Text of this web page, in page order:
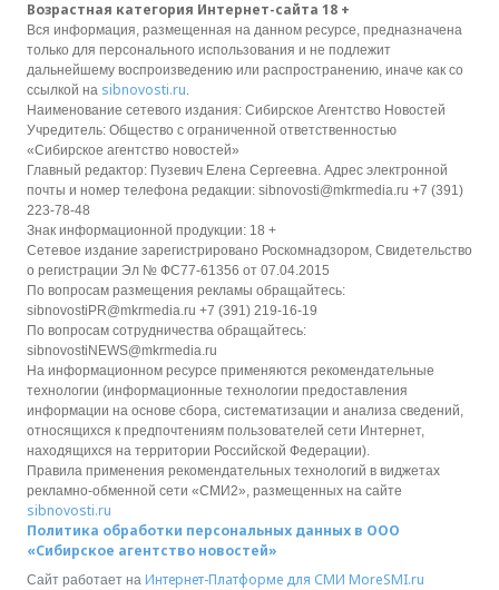
Возрастная категория Интернет-сайта 18 +
Вся информация, размещенная на данном ресурсе, предназначена
только для персонального использования и не подлежит
дальнейшему воспроизведению или распространению, иначе как со
ссылкой на sibnovosti.ru.
Наименование сетевого издания: Сибирское Агентство Новостей
Учредитель: Общество с ограниченной ответственностью
«Сибирское агентство новостей»
Главный редактор: Пузевич Елена Сергеевна. Адрес электронной
почты и номер телефона редакции: sibnovosti@mkrmedia.ru +7 (391)
223-78-48
Знак информационной продукции: 18 +
Сетевое издание зарегистрировано Роскомнадзором, Свидетельство
о регистрации Эл № ФС77-61356 от 07.04.2015
По вопросам размещения рекламы обращайтесь:
sibnovostiPR@mkrmedia.ru +7 (391) 219-16-19
По вопросам сотрудничества обращайтесь:
sibnovostiNEWS@mkrmedia.ru
На информационном ресурсе применяются рекомендательные
технологии (информационные технологии предоставления
информации на основе сбора, систематизации и анализа сведений,
относящихся к предпочтениям пользователей сети Интернет,
находящихся на территории Российской Федерации).
Правила применения рекомендательных технологий в виджетах
рекламно-обменной сети «СМИ2», размещенных на сайте
sibnovosti.ru
Политика обработки персональных данных в ООО
«Сибирское агентство новостей»
Сайт работает на Интернет-Платформе для СМИ MoreSMI.ru